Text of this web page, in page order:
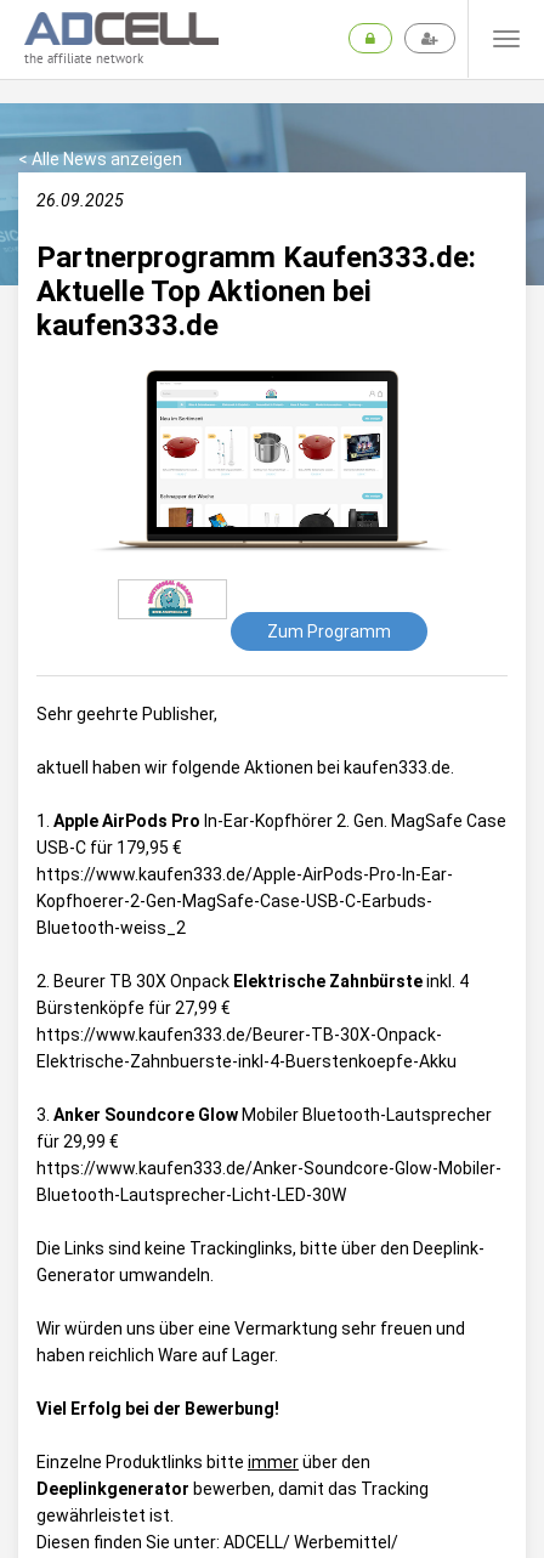
the affiliate network
< Alle News anzeigen
26.09.2025
Partnerprogramm Kaufen333.de:
Aktuelle Top Aktionen bei
kaufen333.de
Zum Programm
Sehr geehrte Publisher,
aktuell haben wir folgende Aktionen bei kaufen333.de.
1. Apple AirPods Pro In-Ear-Kopfhörer 2. Gen. MagSafe Case
USB-C für 179,95 €
https://www.kaufen333.de/Apple-AirPods-Pro-In-Ear-
Kopfhoerer-2-Gen-MagSafe-Case-USB-C-Earbuds-
Bluetooth-weiss_2
2. Beurer TB 30X Onpack Elektrische Zahnbürsteinkl. 4
Bürstenköpfe für 27,99 €
https://www.kaufen333.de/Beurer-TB-30X-Onpack-
Elektrische-Zahnbuerste-inkl-4-Buerstenkoepfe-Akku
3. Anker Soundcore Glow Mobiler Bluetooth-Lautsprecher
für 29,99 €
https://www.kaufen333.de/Anker-Soundcore-Glow-Mobiler-
Bluetooth-Lautsprecher-Licht-LED-30W
Die Links sind keine Trackinglinks, bitte über den Deeplink-
Generator umwandeln.
Wir würden uns über eine Vermarktung sehr freuen und
haben reichlich Ware auf Lager.
Viel Erfolg bei der Bewerbung!
Einzelne Produktlinks bitte immerüber den
Deeplinkgenerator bewerben, damit das Tracking
gewährleistet ist.
Diesen finden Sie unter: ADCELL/ Werbemittel/